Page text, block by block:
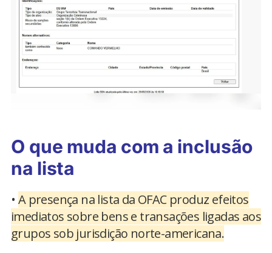
O que muda com a inclusão
na lista
• A presença na lista da OFAC produz efeitos
imediatos sobre bens e transações ligadas aos
grupos sob jurisdição norte-americana.